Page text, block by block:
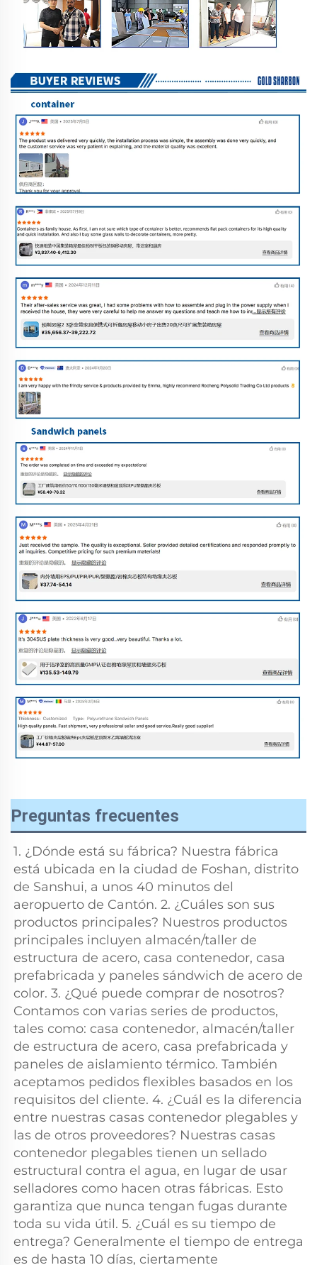
Preguntas frecuentes
1. ¿Dónde está su fábrica? Nuestra fábrica
está ubicada en la ciudad de Foshan, distrito
de Sanshui, a unos 40 minutos del
aeropuerto de Cantón. 2. ¿Cuáles son sus
productos principales? Nuestros productos
principales incluyen almacén/taller de
estructura de acero, casa contenedor, casa
prefabricada y paneles sándwich de acero de
color. 3. ¿Qué puede comprar de nosotros?
Contamos con varias series de productos,
tales como: casa contenedor, almacén/taller
de estructura de acero, casa prefabricada y
paneles de aislamiento térmico. También
aceptamos pedidos flexibles basados en los
requisitos del cliente. 4. ¿Cuál es la diferencia
entre nuestras casas contenedor plegables y
las de otros proveedores? Nuestras casas
contenedor plegables tienen un sellado
estructural contra el agua, en lugar de usar
selladores como hacen otras fábricas. Esto
garantiza que nunca tengan fugas durante
toda su vida útil. 5. ¿Cuál es su tiempo de
entrega? Generalmente el tiempo de entrega
es de hasta 10 días, ciertamente